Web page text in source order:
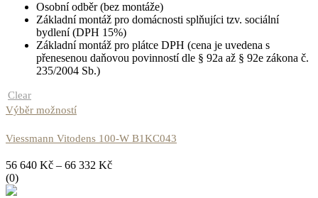
Osobní odběr (bez montáže)
Základní montáž pro domácnosti splňujíci tzv. sociální
bydlení (DPH 15%)
Základní montáž pro plátce DPH (cena je uvedena s
přenesenou daňovou povinností dle § 92a až § 92e zákona č.
235/2004 Sb.)
Clear
Výběr možností
Viessmann Vitodens 100-W B1KC043
56 640 Kč – 66 332 Kč
(0)